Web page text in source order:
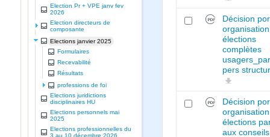
Election Pr + VPE janv fev
2026
Election directeurs de
composante
Elections janvier 2025
Formulaires
Recevabilité
Résultats
professions de foi
Elections juridictions
disciplinaires HU
Elections personnels mai
2025
Elections professionnelles du
3 au 10 décembre 2026
Décision
élections
complètes
pers
Décision
élections
aux conseils